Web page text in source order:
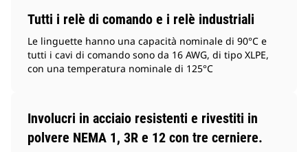
Tutti i relè di comando e i relè industriali
Le linguette hanno una capacità nominale di 90°C e
tutti i cavi di comando sono da 16 AWG, di tipo XLPE,
con una temperatura nominale di 125°C
Involucri in acciaio resistenti e rivestiti in
polvere NEMA 1, 3R e 12 con tre cerniere.